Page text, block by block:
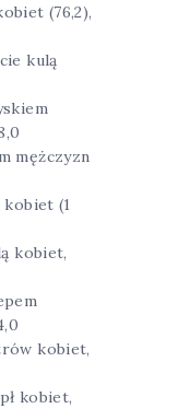
(76,2),
kulą
mężczyzn
(1
kobiet,
kobiet,
kobiet,